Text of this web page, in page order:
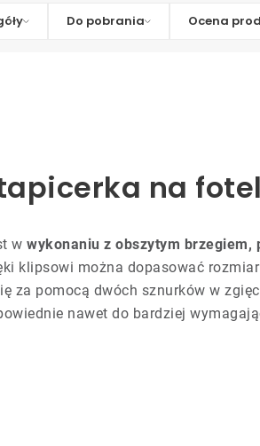
Do pobrania Ocena
na
w wykonaniu z obszytym
klipsowi można dopasować
za pomocą dwóch sznurków w
nawet do bardziej